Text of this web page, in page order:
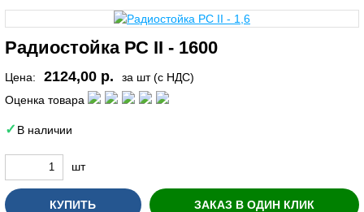
Радиостойка РС II - 1600
Цена: 2124,00 р.
за шт (с НДС)
Оценка товара
В наличии
шт
КУПИТЬ ЗАКАЗ В ОДИН КЛИК